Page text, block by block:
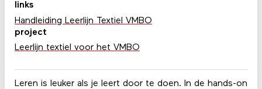
Leren is leuker als je leert door te doen. In de hands-on
links
Handleiding Leerlijn Textiel VMBO
project
Leerlijn textiel voor het VMBO